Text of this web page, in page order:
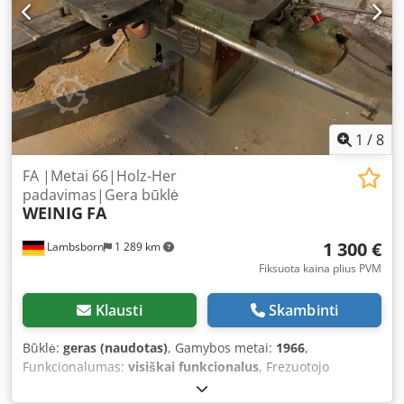
1 /8
Lambsborn 1 289 km
FA |Metai 66|Holz-Her
padavimas|Gera būklė
WEINIG FA
1 300 €
Fiksuota kaina plius PVM
Klausti Skambinti
Būklė: geras (naudotas), Gamybos metai: 1966,
Funkcionalumas: visiškai funkcionalus, Frezuotojo
ribotuvas su tiksliu reguliavimu Ritinėlių stalas